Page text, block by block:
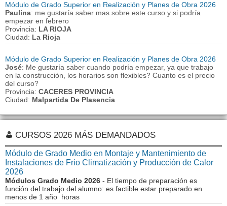
Módulo de Grado Superior en Realización y Planes de Obra 2026
Paulina: me gustaría saber mas sobre este curso y si podría
empezar en febrero
Provincia: LA RIOJA
Ciudad: La Rioja
Módulo de Grado Superior en Realización y Planes de Obra 2026
José: Me gustaría saber cuando podría empezar, ya que trabajo
en la construcción, los horarios son flexibles? Cuanto es el precio
del curso?
Provincia: CACERES PROVINCIA
Ciudad: Malpartida De Plasencia
CURSOS 2026 MÁS DEMANDADOS
Módulo de Grado Medio en Montaje y Mantenimiento de
Instalaciones de Frio Climatización y Producción de Calor
2026
Módulos Grado Medio 2026 - El tiempo de preparación es
función del trabajo del alumno: es factible estar preparado en
menos de 1 año horas